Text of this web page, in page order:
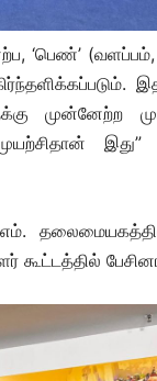
‘பெண்’
முன்னேற்ற
முயற்சிதான்
கூட்டத்தில்